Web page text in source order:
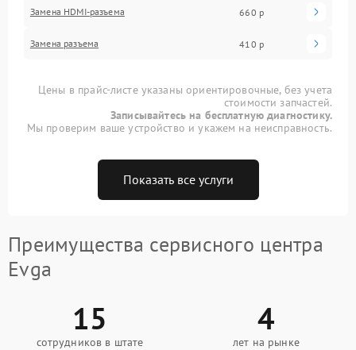
Замена HDMI-разъема 660 р
Замена разъема 410 р
Цены в прайс-листе указаны ориентировочные, без учета
стоимости запчастей.
Записывайтесь на бесплатную диагностику.
Мы проверим ваше устройство и укажем на неисправность.
Показать все услуги
Преимущества сервисного центра
Evga
15
сотрудников в штате
4
лет на рынке